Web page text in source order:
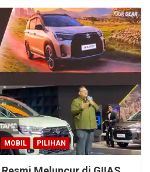
MOBIL PILIHAN